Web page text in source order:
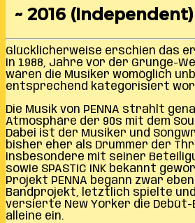
~ 2016 (Independent)
Glücklicherweise erschien das
in 1988, Jahre vor der Grunge-
wären die Musiker womöglich
entsprechend kategorisiert
Die Musik von PENNA strahlt
Atmosphäre der 90s mit dem
Dabei ist der Musiker und
bisher eher als Drummer der
insbesondere mit seiner
sowie SPASTIC INK bekannt
Projekt PENNA begann zwar
Bandprojekt, letztlich spielte
versierte New Yorker die Debüt-
alleine ein.